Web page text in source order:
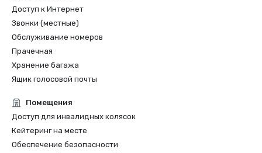
Доступ к Интернет
Звонки (местные)
Обслуживание номеров
Прачечная
Хранение багажа
Ящик голосовой почты
Помещения
Доступ для инвалидных колясок
Кейтеринг на месте
Обеспечение безопасности